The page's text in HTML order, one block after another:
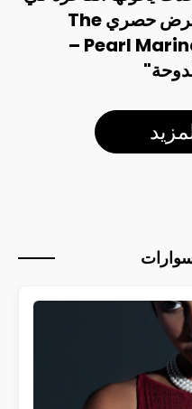
عرض حصري The
Pearl Marina –